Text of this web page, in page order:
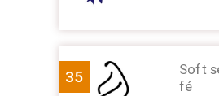
35
Soft
fé